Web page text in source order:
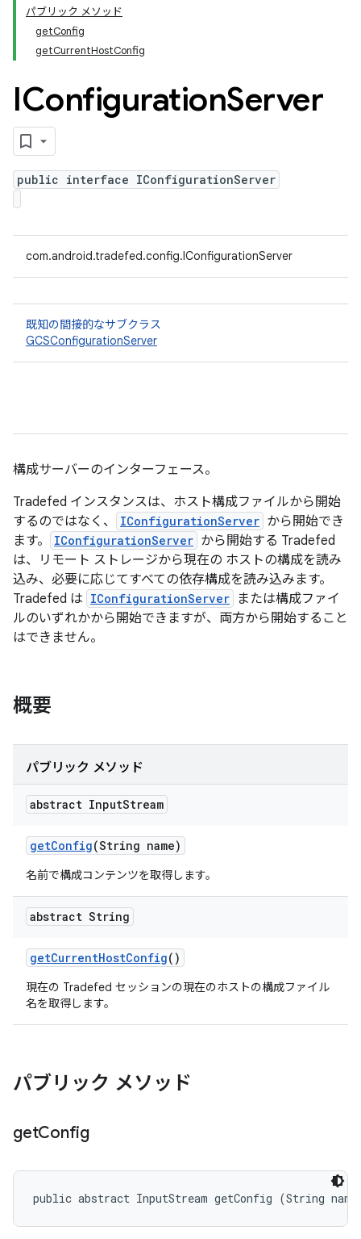
パブリック メソッド
getConfig
getCurrentHostConfig
IConfigurationServer
public interface IConfigurationServer
com.android.tradefed.config.IConfigurationServer
既知の間接的なサブクラス
GCSConfigurationServer
構成サーバーのインターフェース。
Tradefed インスタンスは、ホスト構成ファイルから開始
するのではなく、
IConfigurationServer から開始でき
ます。
IConfigurationServer から開始する Tradefed
は、リモート ストレージから現在の ホストの構成を読み
込み、必要に応じてすべての依存構成を読み込みます。
Tradefed は IConfigurationServer
または構成ファイ
ルのいずれかから開始できますが、両方から開始すること
はできません。
概要
パブリック メソッド
abstract InputStream
getConfig(String name)
名前で構成コンテンツを取得します。
abstract String
getCurrentHostConfig()
現在の Tradefed セッションの現在のホストの構成ファイル
名を取得します。
パブリック メソッド
getConfig
public abstract InputStream getConfig (String